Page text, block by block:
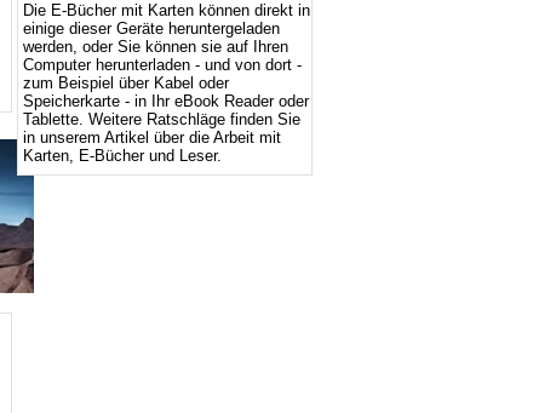
Die E-Bücher mit Karten können direkt in
einige dieser Geräte heruntergeladen
werden, oder Sie können sie auf Ihren
Computer herunterladen - und von dort -
zum Beispiel über Kabel oder
Speicherkarte - in Ihr eBook Reader oder
Tablette. Weitere Ratschläge finden Sie
in unserem Artikel über die Arbeit mit
Karten, E-Bücher und Leser.